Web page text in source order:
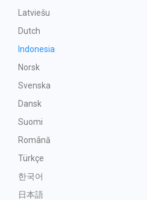
Latviešu
Dutch
Indonesia
Norsk
Svenska
Dansk
Suomi
Română
Türkçe
한국어
日本語